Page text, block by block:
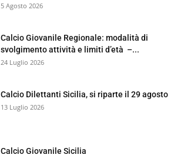
5 Agosto 2026
Calcio Giovanile Regionale: modalità di
svolgimento attività e limiti d’età –...
24 Luglio 2026
Calcio Dilettanti Sicilia, si riparte il 29 agosto
13 Luglio 2026
Calcio Giovanile Sicilia